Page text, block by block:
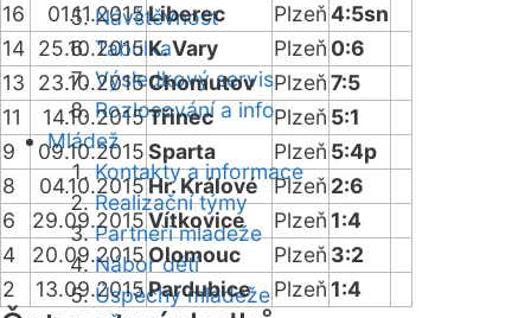
Návštěvnost
Tabulka
Výsledkový servis
Rozlosování a info
Mládež
Kontakty a informace
Realizační týmy
Partneři mládeže
Nábor dětí
Úspěchy mládeže
16
01.11.2015Liberec Plzeň4:5sn
14 25.10.2015 K. Vary Plzeň 0:6
13
23.10.2015Chomutov Plzeň7:5
11
14.10.2015Třinec Plzeň 5:1
9
09.10.2015Sparta Plzeň 5:4p
8
04.10.2015Hr. Králové Plzeň 2:6
6
29.09.2015Vítkovice Plzeň 1:4
4
20.09.2015 Olomouc Plzeň 3:2
2
13.09.2015Pardubice Plzeň 1:4